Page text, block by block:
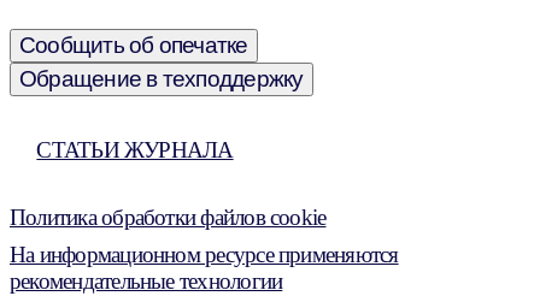
Сообщить об опечатке
Обращение в техподдержку
СТАТЬИ ЖУРНАЛА
Политика обработки файлов cookie
На информационном ресурсе применяются
рекомендательные технологии